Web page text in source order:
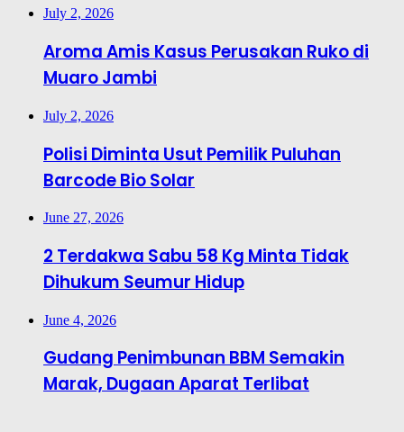
July 2, 2026
Aroma Amis Kasus Perusakan Ruko di
Muaro Jambi
July 2, 2026
Polisi Diminta Usut Pemilik Puluhan
Barcode Bio Solar
June 27, 2026
2 Terdakwa Sabu 58 Kg Minta Tidak
Dihukum Seumur Hidup
June 4, 2026
Gudang Penimbunan BBM Semakin
Marak, Dugaan Aparat Terlibat